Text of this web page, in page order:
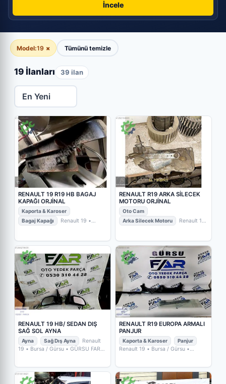
İncele
Model:19 × Tümünü temizle
19 İlanları 39 ilan
RENAULT 19 R19 HB BAGAJ
KAPAĞI ORJİNAL
Kaporta & Karoser
Bagaj Kapağı
Renault 19 •
RENAULT R19 ARKA SİLECEK
MOTORU ORJİNAL
Oto Cam
Arka Silecek Motoru
Renault 19
RENAULT 19 HB/ SEDAN DIŞ
SAĞ SOL AYNA
Ayna Sağ Dış Ayna
Renault
19 • Bursa / Gürsu • GÜRSU FAR
RENAULT R19 EUROPA ARMALI
PANJUR
Kaporta & Karoser Panjur
Renault 19 • Bursa / Gürsu •